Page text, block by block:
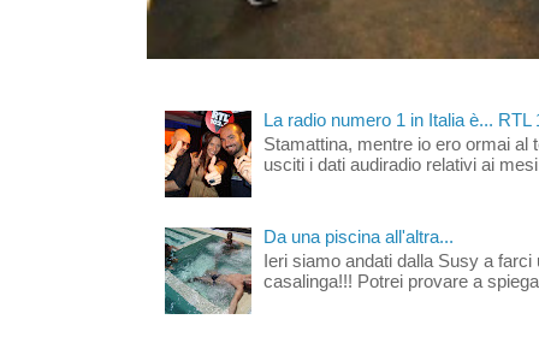
La radio numero 1 in Italia è... RTL
Stamattina, mentre io ero ormai al
usciti i dati audiradio relativi ai
Da una piscina all'altra...
Ieri siamo andati dalla Susy a
casalinga!!! Potrei provare a